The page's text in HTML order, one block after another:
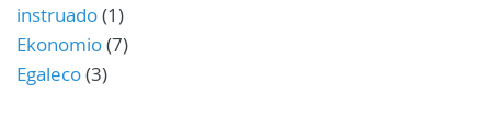
instruado(1)
Ekonomio(7)
Egaleco(3)